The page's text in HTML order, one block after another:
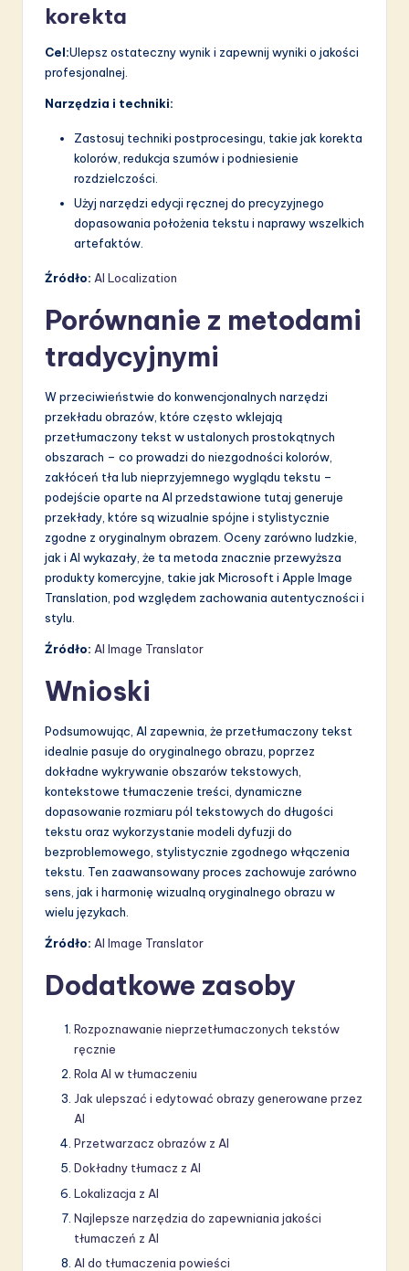
korekta
Cel:Ulepsz ostateczny wynik i zapewnij wyniki o jakości
profesjonalnej.
Narzędzia i techniki:
Zastosuj techniki postprocesingu, takie jak korekta
kolorów, redukcja szumów i podniesienie
rozdzielczości.
Użyj narzędzi edycji ręcznej do precyzyjnego
dopasowania położenia tekstu i naprawy wszelkich
artefaktów.
Źródło: AI Localization
Porównanie z metodami
tradycyjnymi
W przeciwieństwie do konwencjonalnych narzędzi
przekładu obrazów, które często wklejają
przetłumaczony tekst w ustalonych prostokątnych
obszarach – co prowadzi do niezgodności kolorów,
zakłóceń tła lub nieprzyjemnego wyglądu tekstu –
podejście oparte na AI przedstawione tutaj generuje
przekłady, które są wizualnie spójne i stylistycznie
zgodne z oryginalnym obrazem. Oceny zarówno ludzkie,
jak i AI wykazały, że ta metoda znacznie przewyższa
produkty komercyjne, takie jak Microsoft i Apple Image
Translation, pod względem zachowania autentyczności i
stylu.
Źródło: AI Image Translator
Wnioski
Podsumowując, AI zapewnia, że przetłumaczony tekst
idealnie pasuje do oryginalnego obrazu, poprzez
dokładne wykrywanie obszarów tekstowych,
kontekstowe tłumaczenie treści, dynamiczne
dopasowanie rozmiaru pól tekstowych do długości
tekstu oraz wykorzystanie modeli dyfuzji do
bezproblemowego, stylistycznie zgodnego włączenia
tekstu. Ten zaawansowany proces zachowuje zarówno
sens, jak i harmonię wizualną oryginalnego obrazu w
wielu językach.
Źródło: AI Image Translator
Dodatkowe zasoby
Rozpoznawanie nieprzetłumaczonych tekstów
ręcznie
Rola AI w tłumaczeniu
Jak ulepszać i edytować obrazy generowane przez
AI
Przetwarzacz obrazów z AI
Dokładny tłumacz z AI
Lokalizacja z AI
Najlepsze narzędzia do zapewniania jakości
tłumaczeń z AI
AI do tłumaczenia powieści